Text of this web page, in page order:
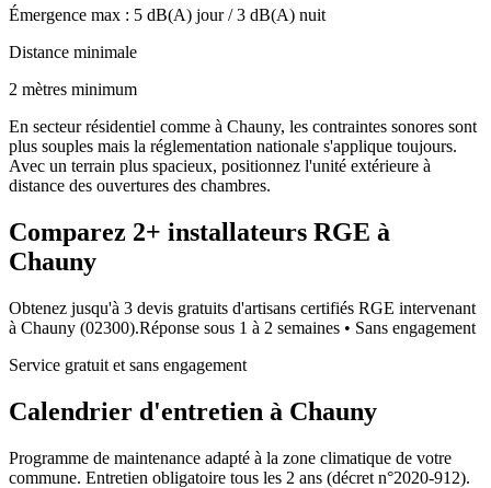
Émergence max : 5 dB(A) jour /3 dB(A) nuit
Distance minimale
2 mètres minimum
En secteur résidentiel comme à Chauny, les contraintes sonores sont
plus souples mais la réglementation nationale s'applique toujours.
Avec un terrain plus spacieux, positionnez l'unité extérieure à
distance des ouvertures des chambres.
Comparez 2+ installateurs RGE à
Chauny
Obtenez jusqu'à 3 devis gratuits d'artisans certifiés RGE intervenant
à Chauny (02300).Réponse sous 1 à 2 semaines • Sans engagement
Service gratuit et sans engagement
Calendrier d'entretien à Chauny
Programme de maintenance adapté à la zone climatique de votre
commune. Entretien obligatoire tous les 2 ans (décret n°2020-912).